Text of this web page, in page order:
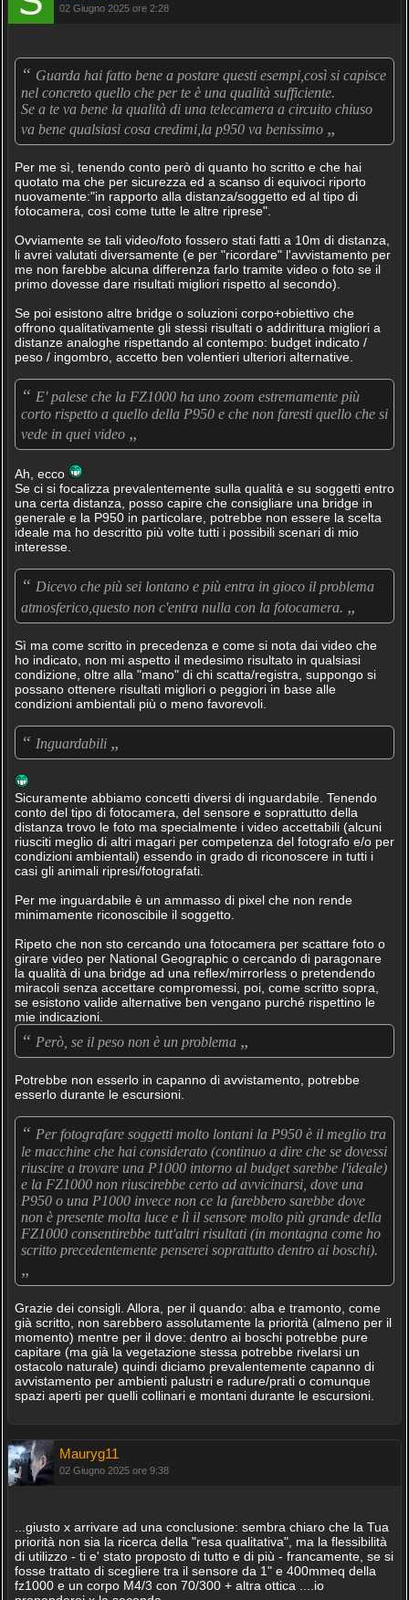
02 Giugno 2025 ore 2:28
“ Guarda hai fatto bene a postare questi esempi,così si capisce
nel concreto quello che per te è una qualità sufficiente.
Se a te va bene la qualità di una telecamera a circuito chiuso
va bene qualsiasi cosa credimi,la p950 va benissimo „
Per me sì, tenendo conto però di quanto ho scritto e che hai
quotato ma che per sicurezza ed a scanso di equivoci riporto
nuovamente:"in rapporto alla distanza/soggetto ed al tipo di
fotocamera, così come tutte le altre riprese".
Ovviamente se tali video/foto fossero stati fatti a 10m di distanza,
li avrei valutati diversamente (e per "ricordare" l'avvistamento per
me non farebbe alcuna differenza farlo tramite video o foto se il
primo dovesse dare risultati migliori rispetto al secondo).
Se poi esistono altre bridge o soluzioni corpo+obiettivo che
offrono qualitativamente gli stessi risultati o addirittura migliori a
distanze analoghe rispettando al contempo: budget indicato /
peso / ingombro, accetto ben volentieri ulteriori alternative.
“ E' palese che la FZ1000 ha uno zoom estremamente più
corto rispetto a quello della P950 e che non faresti quello che si
vede in quei video „
Ah, ecco
Se ci si focalizza prevalentemente sulla qualità e su soggetti entro
una certa distanza, posso capire che consigliare una bridge in
generale e la P950 in particolare, potrebbe non essere la scelta
ideale ma ho descritto più volte tutti i possibili scenari di mio
interesse.
“ Dicevo che più sei lontano e più entra in gioco il problema
atmosferico,questo non c'entra nulla con la fotocamera. „
Sì ma come scritto in precedenza e come si nota dai video che
ho indicato, non mi aspetto il medesimo risultato in qualsiasi
condizione, oltre alla "mano" di chi scatta/registra, suppongo si
possano ottenere risultati migliori o peggiori in base alle
condizioni ambientali più o meno favorevoli.
“ Inguardabili „
Sicuramente abbiamo concetti diversi di inguardabile. Tenendo
conto del tipo di fotocamera, del sensore e soprattutto della
distanza trovo le foto ma specialmente i video accettabili (alcuni
riusciti meglio di altri magari per competenza del fotografo e/o per
condizioni ambientali) essendo in grado di riconoscere in tutti i
casi gli animali ripresi/fotografati.
Per me inguardabile è un ammasso di pixel che non rende
minimamente riconoscibile il soggetto.
Ripeto che non sto cercando una fotocamera per scattare foto o
girare video per National Geographic o cercando di paragonare
la qualità di una bridge ad una reflex/mirrorless o pretendendo
miracoli senza accettare compromessi, poi, come scritto sopra,
se esistono valide alternative ben vengano purché rispettino le
mie indicazioni.
“ Però, se il peso non è un problema „
Potrebbe non esserlo in capanno di avvistamento, potrebbe
esserlo durante le escursioni.
“ Per fotografare soggetti molto lontani la P950 è il meglio tra
le macchine che hai considerato (continuo a dire che se dovessi
riuscire a trovare una P1000 intorno al budget sarebbe l'ideale)
e la FZ1000 non riuscirebbe certo ad avvicinarsi, dove una
P950 o una P1000 invece non ce la farebbero sarebbe dove
non è presente molta luce e lì il sensore molto più grande della
FZ1000 consentirebbe tutt'altri risultati (in montagna come ho
scritto precedentemente penserei soprattutto dentro ai boschi).
„
Grazie dei consigli. Allora, per il quando: alba e tramonto, come
già scritto, non sarebbero assolutamente la priorità (almeno per il
momento) mentre per il dove: dentro ai boschi potrebbe pure
capitare (ma già la vegetazione stessa potrebbe rivelarsi un
ostacolo naturale) quindi diciamo prevalentemente capanno di
avvistamento per ambienti palustri e radure/prati o comunque
spazi aperti per quelli collinari e montani durante le escursioni.
Mauryg11
02 Giugno 2025 ore 9:38
...giusto x arrivare ad una conclusione: sembra chiaro che la Tua
priorità non sia la ricerca della "resa qualitativa", ma la flessibilità
di utilizzo - ti e' stato proposto di tutto e di più - francamente, se si
fosse trattato di scegliere tra il sensore da 1" e 400mmeq della
fz1000 e un corpo M4/3 con 70/300 + altra ottica ....io